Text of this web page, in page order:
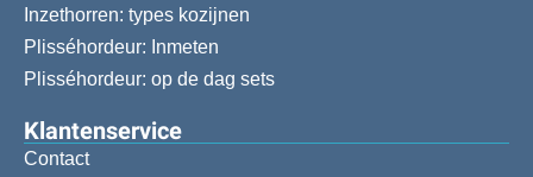
Inzethorren: types kozijnen
Plisséhordeur: Inmeten
Plisséhordeur: op de dag sets
Klantenservice
Contact